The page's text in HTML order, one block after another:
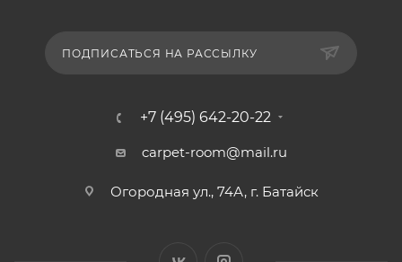
ПОДПИСАТЬСЯ НА РАССЫЛКУ
+7 (495) 642-20-22
carpet-room@mail.ru
Огородная ул., 74А, г. Батайск